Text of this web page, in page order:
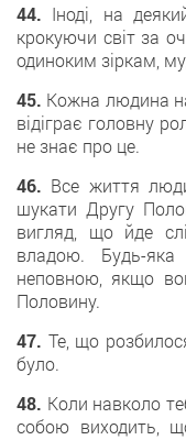
44. Іноді, на
крокуючи світ за
одиноким зіркам,
45. Кожна людина
відіграє головну
не знає про це.
46. Все життя
шукати Другу
вигляд, що йде
владою. Будь-
неповною, якщо
Половину.
47. Те, що
було.
48. Коли навколо
собою виходить,